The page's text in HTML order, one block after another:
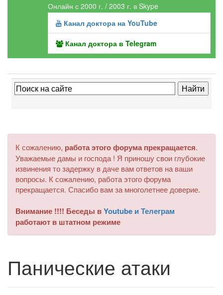
Онлайн с 2000 г. / 2003 г. в Skype
Канал доктора на YouTube
Канал доктора в Telegram
К сожалению, работа этого форума прекращается.
Уважаемые дамы и господа ! Я приношу свои глубокие
извинения то задержку в даче вам ответов на ваши
вопросы. К сожалению, работа этого форума
прекращается. Спасибо вам за многолетнее доверие.
Внимание !!!! Беседы вYoutube и Телеграм
работают в штатном режиме
Панические атаки